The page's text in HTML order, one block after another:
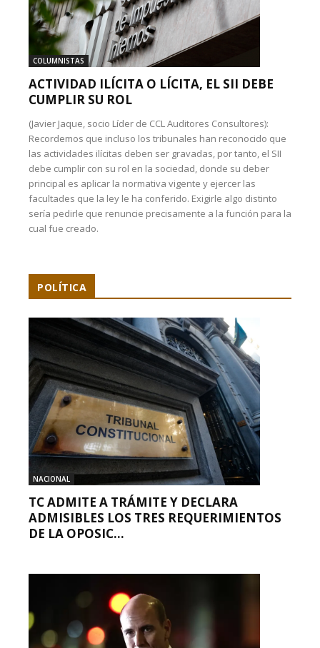
COLUMNISTAS
ACTIVIDAD ILÍCITA O LÍCITA, EL SII DEBE
CUMPLIR SU ROL
(Javier Jaque, socio Líder de CCL Auditores Consultores):
Recordemos que incluso los tribunales han reconocido que
las actividades ilícitas deben ser gravadas, por tanto, el SII
debe cumplir con su rol en la sociedad, donde su deber
principal es aplicar la normativa vigente y ejercer las
facultades que la ley le ha conferido. Exigirle algo distinto
sería pedirle que renuncie precisamente a la función para la
cual fue creado.
POLÍTICA
NACIONAL
TC ADMITE A TRÁMITE Y DECLARA
ADMISIBLES LOS TRES REQUERIMIENTOS
DE LA OPOSIC...